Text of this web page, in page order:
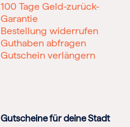
100 Tage Geld-zurück-
Garantie
Bestellung widerrufen
Guthaben abfragen
Gutschein verlängern
Gutscheine für deine Stadt